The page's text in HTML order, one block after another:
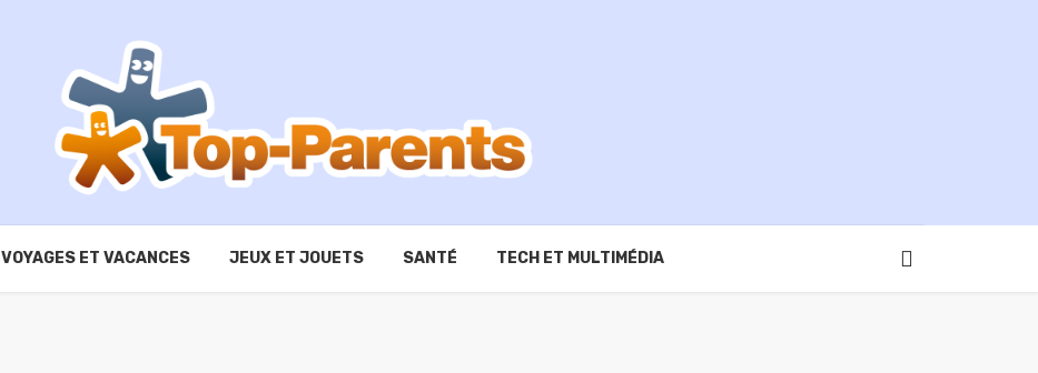
VOYAGES ET VACANCES JEUX ET JOUETS SANTÉ TECH ET MULTIMÉDIA